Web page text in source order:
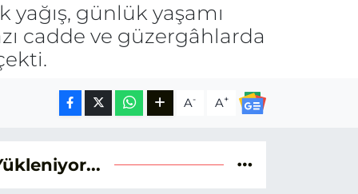
günlük yaşamı
cadde ve güzergâhlarda
A- A+